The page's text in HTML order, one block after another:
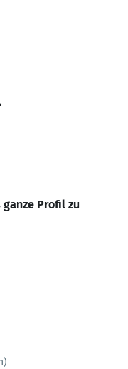
ganze Profil zu